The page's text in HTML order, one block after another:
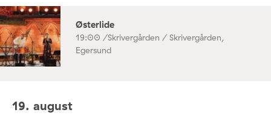
Østerlide
19:00 /Skrivergården / Skrivergården,
Egersund
19. august